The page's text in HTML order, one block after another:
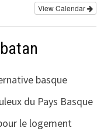
View Calendar
basque
du Pays Basque
le logement